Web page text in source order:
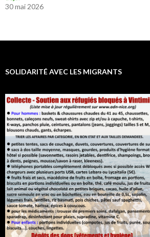
30 mai 2026
SOLIDARITÉ AVEC LES MIGRANTS